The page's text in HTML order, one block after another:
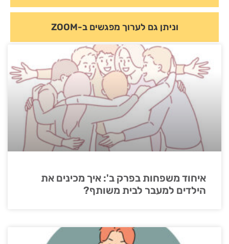
וניתן גם לערוך מפגשים ב-ZOOM
איחוד משפחות בפרק ב': איך מכינים את
הילדים למעבר לבית משותף?